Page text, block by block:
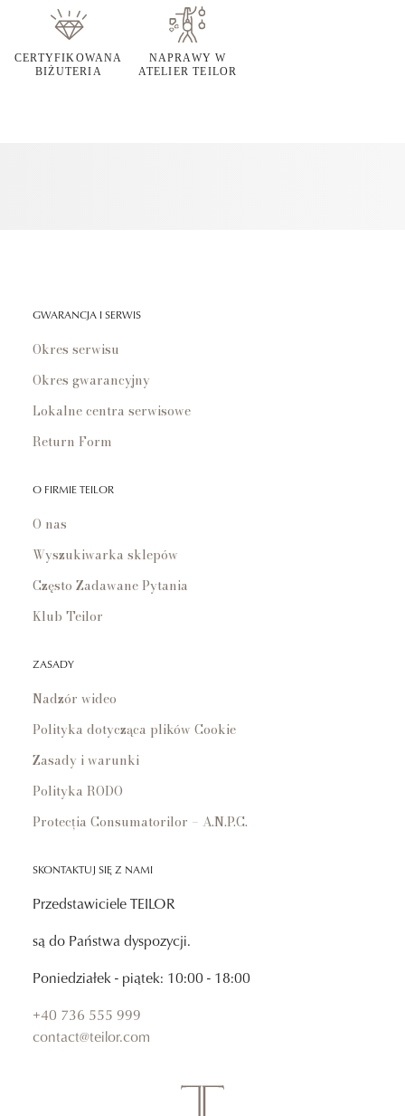
CERTYFIKOWANA
BIŻUTERIA
NAPRAWY W
ATELIER TEILOR
GWARANCJA I SERWIS
Okres serwisu
Okres gwarancyjny
Lokalne centra serwisowe
Return Form
O FIRMIE TEILOR
O nas
Wyszukiwarka sklepów
Często Zadawane Pytania
Klub Teilor
ZASADY
Nadzór wideo
Polityka dotycząca plików Cookie
Zasady i warunki
Polityka RODO
Protecția Consumatorilor – A.N.P.C.
SKONTAKTUJ SIĘ Z NAMI
Przedstawiciele TEILOR
są do Państwa dyspozycji.
Poniedziałek - piątek: 10:00 - 18:00
+40 736 555 999
contact@teilor.com